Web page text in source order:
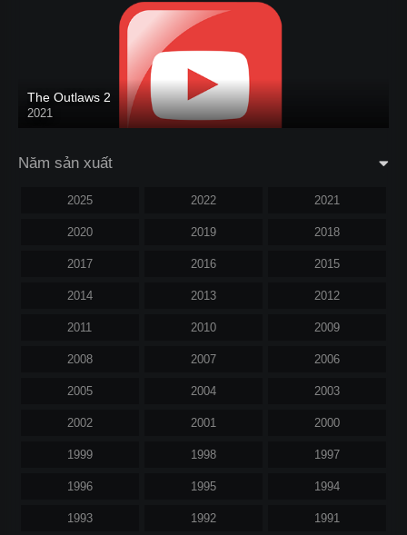
The Outlaws 2
2021
Năm sản xuất
2025 2022 2021
2020 2019 2018
2017 2016 2015
2014 2013 2012
2011 2010 2009
2008 2007 2006
2005 2004 2003
2002 2001 2000
1999 1998 1997
1996 1995 1994
1993 1992 1991